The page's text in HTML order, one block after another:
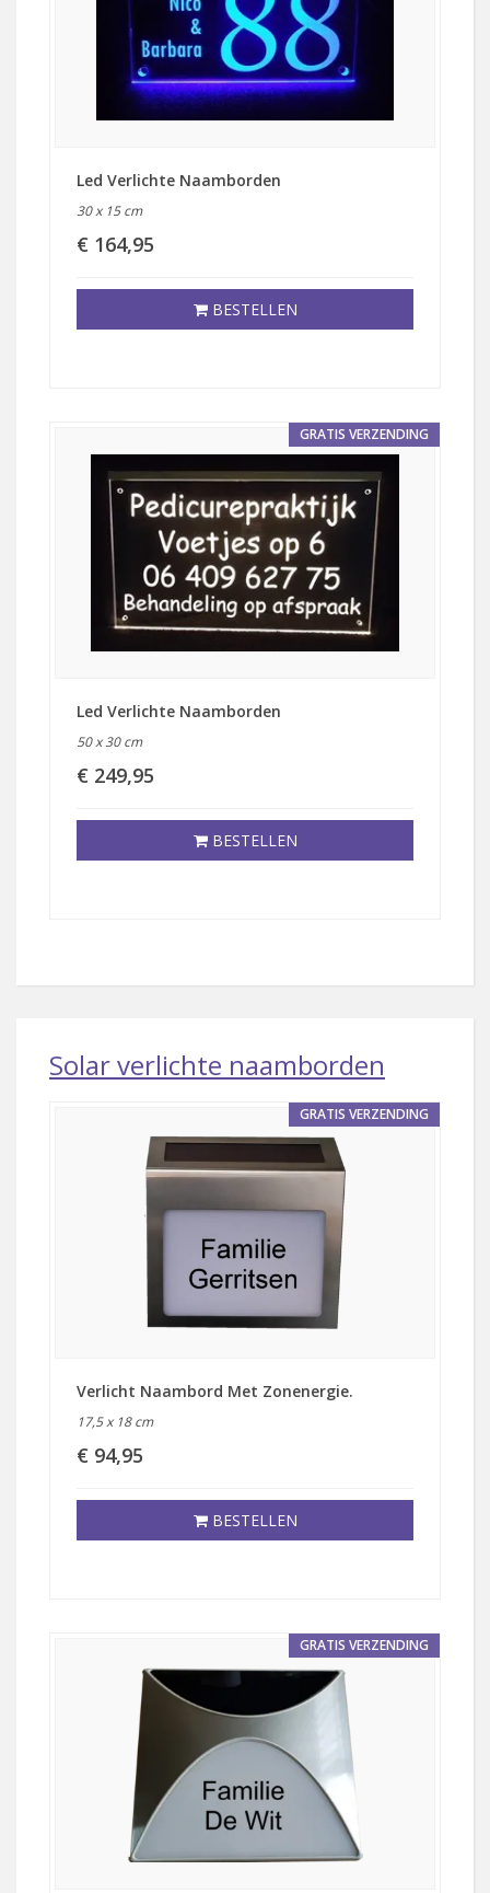
Led Verlichte Naamborden
30 x 15 cm
€ 164,95
BESTELLEN
GRATIS VERZENDING
Led Verlichte Naamborden
50 x 30 cm
€ 249,95
BESTELLEN
Solar verlichte naamborden
GRATIS VERZENDING
Verlicht Naambord Met Zonenergie.
17,5 x 18 cm
€ 94,95
BESTELLEN
GRATIS VERZENDING